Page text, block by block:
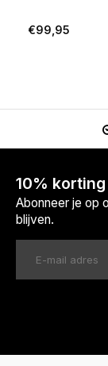
€99,95
10%
Abonneer je op
blijven.